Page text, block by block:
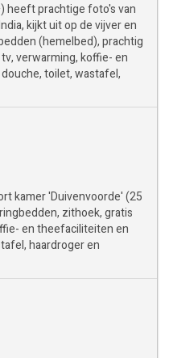
heeft prachtige foto's van
kijkt uit op de vijver en
(hemelbed), prachtig
verwarming, koffie- en
toilet, wastafel,
kamer 'Duivenvoorde' (25
zithoek, gratis
en theefaciliteiten en
haardroger en